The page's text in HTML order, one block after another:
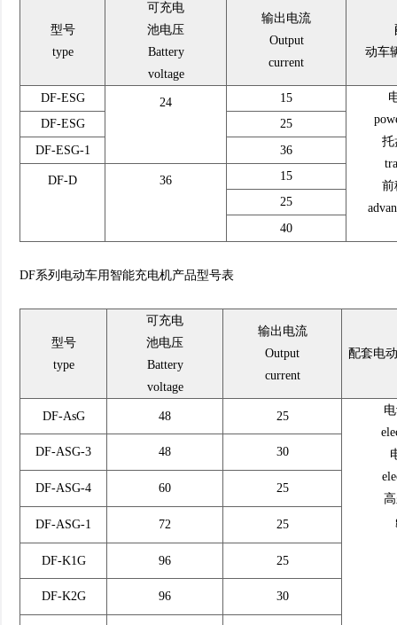
型号
type
可充电
池电压
Battery
voltage
输出电流
Output
current
动车
DF-ESG 24 15
托
前
DF-ESG
25
DF-ESG-1
36
DF-D 36
15
25
40
DF系列电动车用智能充电机产品型号表
型号
type
可充电
池电压
Battery
voltage
输出电流
Output
current
配套电
DF-AsG 48 25
DF-ASG-3 48 30
DF-ASG-4 60 25
DF-ASG-1 72 25
DF-K1G 96 25
DF-K2G 96 30